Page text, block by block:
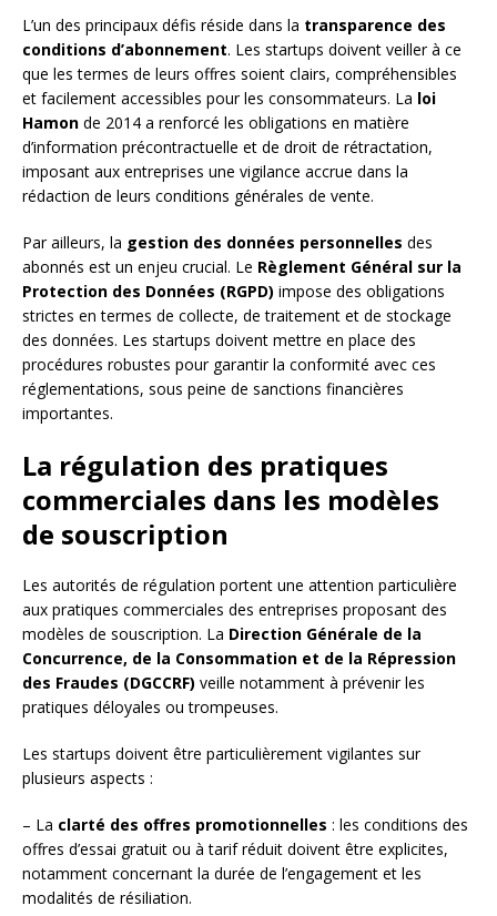
L’un des principaux défis réside dans la transparence des
conditions d’abonnement. Les startups doivent veiller à ce
que les termes de leurs offres soient clairs, compréhensibles
et facilement accessibles pour les consommateurs. La loi
Hamon de 2014 a renforcé les obligations en matière
d’information précontractuelle et de droit de rétractation,
imposant aux entreprises une vigilance accrue dans la
rédaction de leurs conditions générales de vente.
Par ailleurs, la gestion des données personnelles des
abonnés est un enjeu crucial. Le Règlement Général sur la
Protection des Données (RGPD) impose des obligations
strictes en termes de collecte, de traitement et de stockage
des données. Les startups doivent mettre en place des
procédures robustes pour garantir la conformité avec ces
réglementations, sous peine de sanctions financières
importantes.
La régulation des pratiques
commerciales dans les modèles
de souscription
Les autorités de régulation portent une attention particulière
aux pratiques commerciales des entreprises proposant des
modèles de souscription. La Direction Générale de la
Concurrence, de la Consommation et de la Répression
des Fraudes (DGCCRF) veille notamment à prévenir les
pratiques déloyales ou trompeuses.
Les startups doivent être particulièrement vigilantes sur
plusieurs aspects :
– La clarté des offres promotionnelles : les conditions des
offres d’essai gratuit ou à tarif réduit doivent être explicites,
notamment concernant la durée de l’engagement et les
modalités de résiliation.